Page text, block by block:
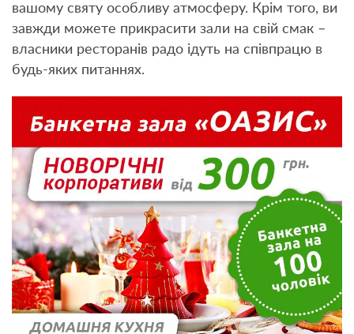
вашому святу особливу атмосферу. Крім того, ви
завжди можете прикрасити зали на свій смак –
власники ресторанів радо ідуть на співпрацю в
будь-яких питаннях.